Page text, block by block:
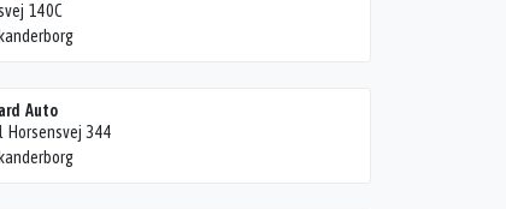
140C
Auto
Horsensvej 344